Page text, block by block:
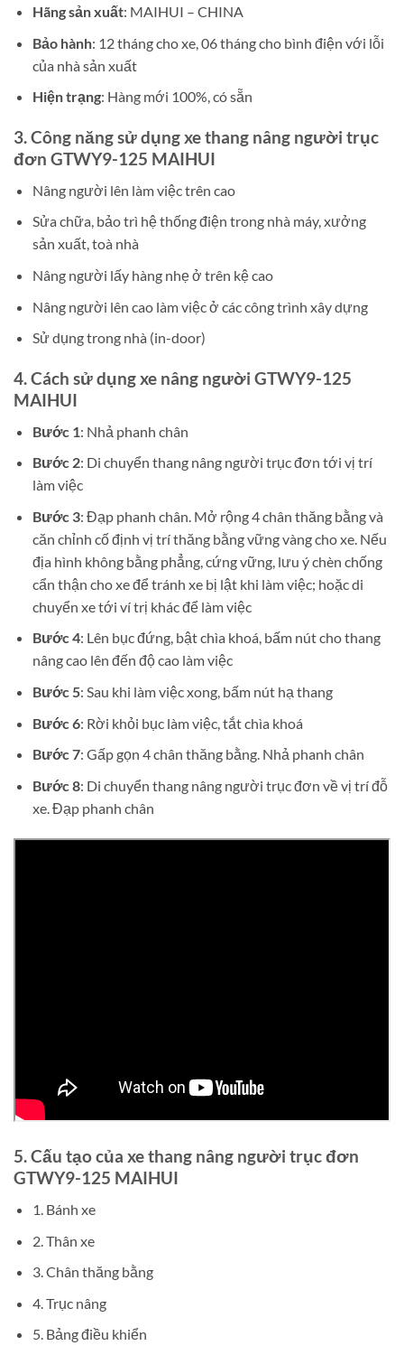
Hãng sản xuất: MAIHUI – CHINA
Bảo hành: 12 tháng cho xe, 06 tháng cho bình điện với lỗi
của nhà sản xuất
Hiện trạng: Hàng mới 100%, có sẵn
3. Công năng sử dụng xe thang nâng người trục
đơn GTWY9-125 MAIHUI
Nâng người lên làm việc trên cao
Sửa chữa, bảo trì hệ thống điện trong nhà máy, xưởng
sản xuất, toà nhà
Nâng người lấy hàng nhẹ ở trên kệ cao
Nâng người lên cao làm việc ở các công trình xây dựng
Sử dụng trong nhà (in-door)
4. Cách sử dụng xe nâng người GTWY9-125
MAIHUI
Bước 1: Nhả phanh chân
Bước 2: Di chuyển thang nâng người trục đơn tới vị trí
làm việc
Bước 3: Đạp phanh chân. Mở rộng 4 chân thăng bằng và
căn chỉnh cố định vị trí thăng bằng vững vàng cho xe. Nếu
địa hình không bằng phẳng, cứng vững, lưu ý chèn chống
cẩn thận cho xe để tránh xe bị lật khi làm việc; hoặc di
chuyển xe tới ví trị khác để làm việc
Bước 4: Lên bục đứng, bật chìa khoá, bấm nút cho thang
nâng cao lên đến độ cao làm việc
Bước 5: Sau khi làm việc xong, bấm nút hạ thang
Bước 6: Rời khỏi bục làm việc, tắt chìa khoá
Bước 7: Gấp gọn 4 chân thăng bằng. Nhả phanh chân
Bước 8: Di chuyển thang nâng người trục đơn về vị trí đỗ
xe. Đạp phanh chân
5. Cấu tạo của xe thang nâng người trục đơn
GTWY9-125 MAIHUI
1. Bánh xe
2. Thân xe
3. Chân thăng bằng
4. Trục nâng
5. Bảng điều khiển